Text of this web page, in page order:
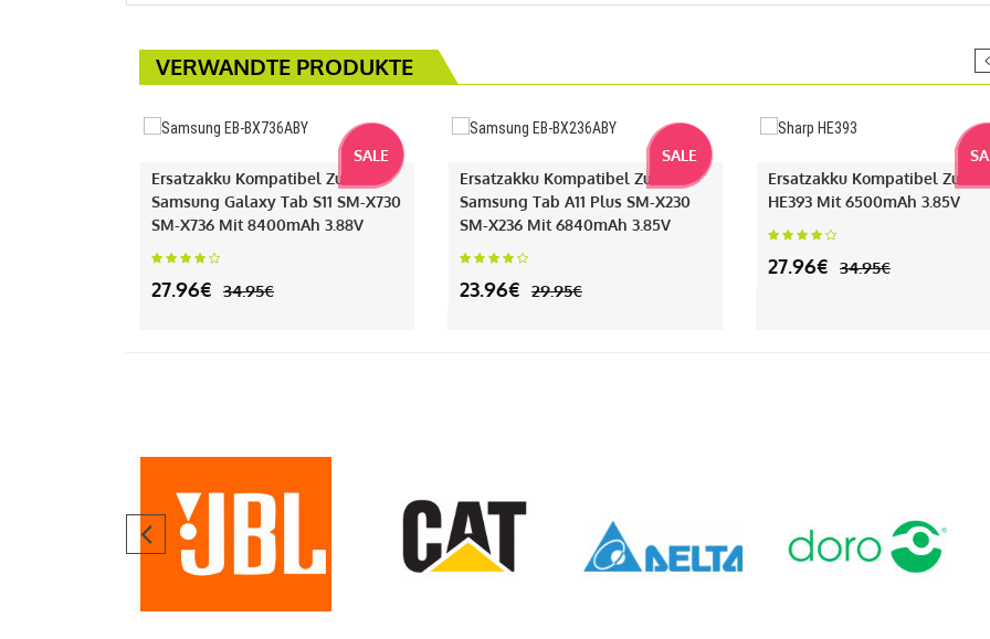
VERWANDTE PRODUKTE
SALE
Ersatzakku Kompatibel Zu
Samsung Galaxy Tab S11 SM-X730
SM-X736 Mit 8400mAh 3.88V
27.96€ 34.95€
SALE
Ersatzakku Kompatibel Zu
Samsung Tab A11 Plus SM-X230
SM-X236 Mit 6840mAh 3.85V
23.96€ 29.95€
Ersatzakku Kompatibel Zu
HE393 Mit 6500mAh 3.85V
27.96€ 34.95€